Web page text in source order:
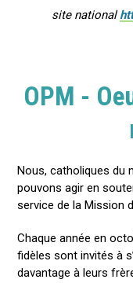
site national
OPM -
Nous, catholiques du
pouvons agir en
service de la Mission
Chaque année en
fidèles sont invités à
davantage à leurs